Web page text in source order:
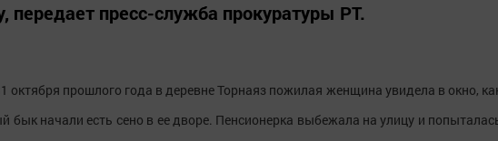
передает пресс-служба прокуратуры РТ.
октября прошлого года в деревне Торнаяз пожилая женщина увидела в окно,
бык начали есть сено в ее дворе. Пенсионерка выбежала на улицу и